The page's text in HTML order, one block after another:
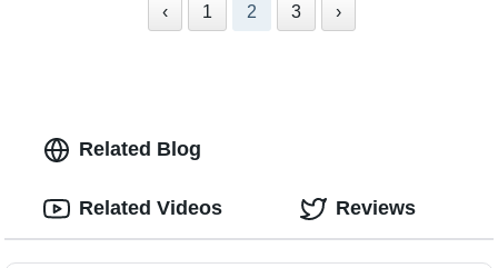
‹ 1 2 3 ›
Related Blog
Related Videos Reviews